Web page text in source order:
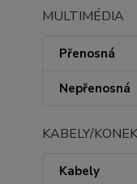
MULTIMÉDIA
Přenosná
Nepřenosná
KABELY/
Kabely